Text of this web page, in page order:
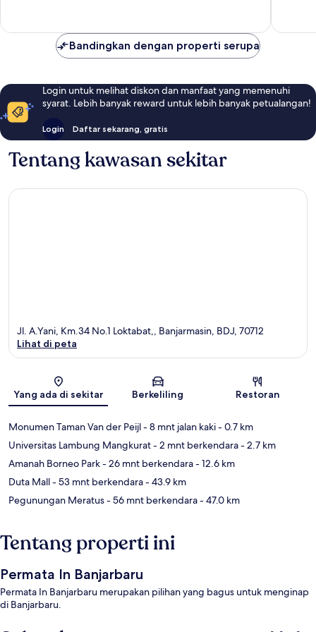
Bandingkan dengan properti serupa
Login untuk melihat diskon dan manfaat yang memenuhi
syarat. Lebih banyak reward untuk lebih banyak petualangan!
Login Daftar sekarang, gratis
Tentang kawasan sekitar
Peta
Jl. A.Yani, Km.34 No.1 Loktabat,, Banjarmasin, BDJ, 70712
Lihat di peta
Yang ada di sekitar Berkeliling Restoran
Monumen Taman Van der Peijl- 8 mnt jalan kaki- 0.7 km
Universitas Lambung Mangkurat- 2 mnt berkendara- 2.7 km
Amanah Borneo Park- 26 mnt berkendara- 12.6 km
Duta Mall- 53 mnt berkendara- 43.9 km
Pegunungan Meratus- 56 mnt berkendara- 47.0 km
Tentang properti ini
Permata In Banjarbaru
Permata In Banjarbaru merupakan pilihan yang bagus untuk menginap
di Banjarbaru.